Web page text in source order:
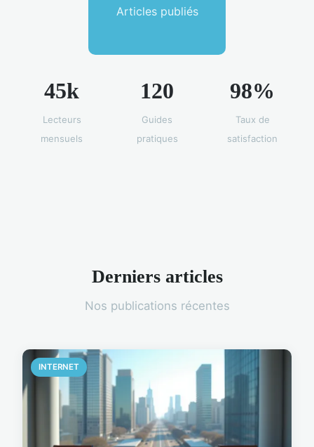
Articles publiés
45k
Lecteurs
mensuels
120
Guides
pratiques
98%
Taux de
satisfaction
Derniers articles
Nos publications récentes
INTERNET